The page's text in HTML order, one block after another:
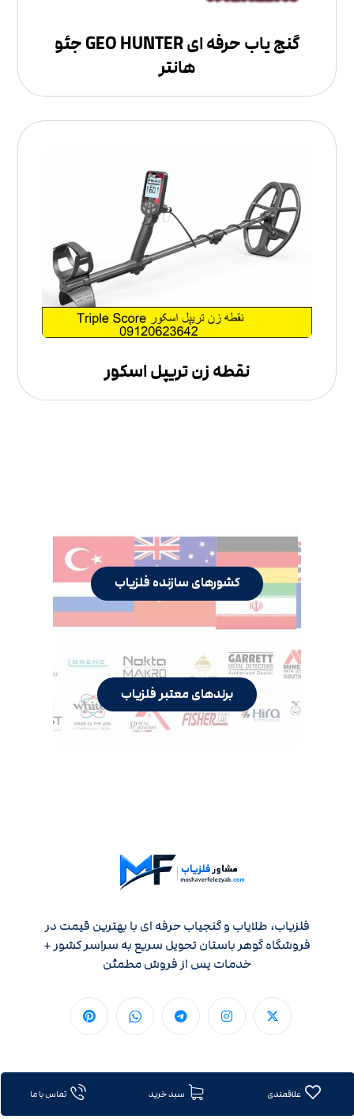
گنج یاب حرفه ای GEO HUNTER جئو
هانتر
نقطه زن تریپل اسکور
کشورهای سازنده فلزیاب
برندهای معتبر فلزیاب
فلزیاب، طلایاب و گنجیاب حرفه ای با بهترین قیمت در
فروشگاه گوهر باستان تحویل سریع به سراسر کشور +
خدمات پس از فروش مطمئن
علاقمندی سبد خرید تماس با ما